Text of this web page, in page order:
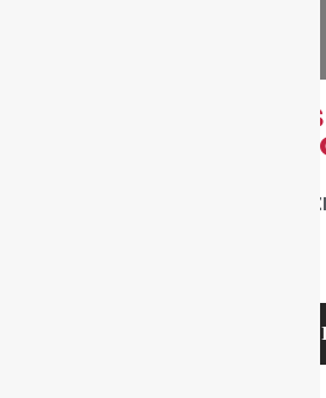
UNIVERSIDAD
MADRID-PUERTA DE
Ronda de Toledo, 1,
VER